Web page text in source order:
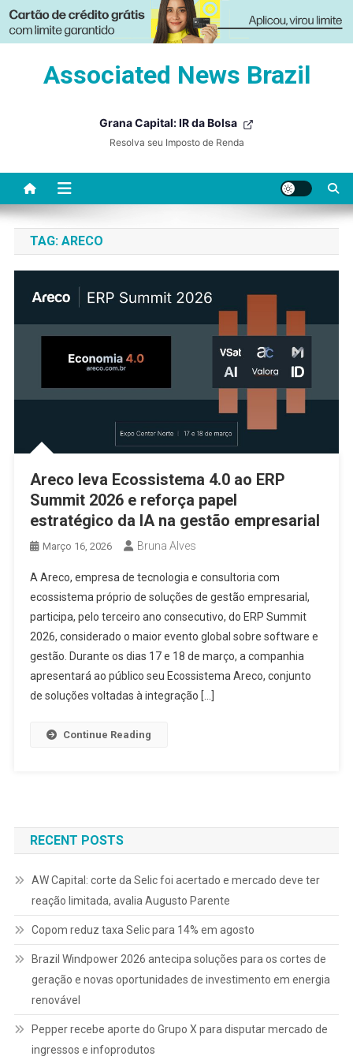
Associated News Brazil
Grana Capital: IR da Bolsa
Resolva seu Imposto de Renda
TAG: ARECO
Areco leva Ecossistema 4.0 ao ERP
Summit 2026 e reforça papel
estratégico da IA na gestão empresarial
Março 16, 2026 Bruna Alves
A Areco, empresa de tecnologia e consultoria com
ecossistema próprio de soluções de gestão empresarial,
participa, pelo terceiro ano consecutivo, do ERP Summit
2026, considerado o maior evento global sobre software e
gestão. Durante os dias 17 e 18 de março, a companhia
apresentará ao público seu Ecossistema Areco, conjunto
de soluções voltadas à integração […]
Continue Reading
RECENT POSTS
AW Capital: corte da Selic foi acertado e mercado deve ter
reação limitada, avalia Augusto Parente
Copom reduz taxa Selic para 14% em agosto
Brazil Windpower 2026 antecipa soluções para os cortes de
geração e novas oportunidades de investimento em energia
renovável
Pepper recebe aporte do Grupo X para disputar mercado de
ingressos e infoprodutos